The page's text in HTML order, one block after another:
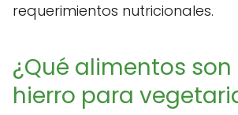
requerimientos nutricionales.
¿Qué alimentos
hierro para